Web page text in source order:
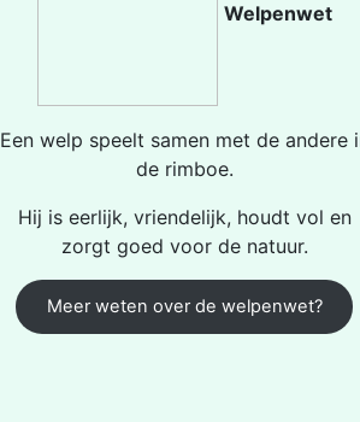
Welpenwet
Een welp speelt samen met de andere
de rimboe.
Hij is eerlijk, vriendelijk, houdt vol en
zorgt goed voor de natuur.
Meer weten over de welpenwet?